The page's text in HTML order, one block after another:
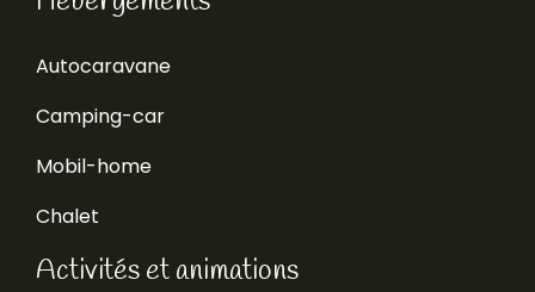
Autocaravane
Camping-car
Mobil-home
Chalet
Activités et animations